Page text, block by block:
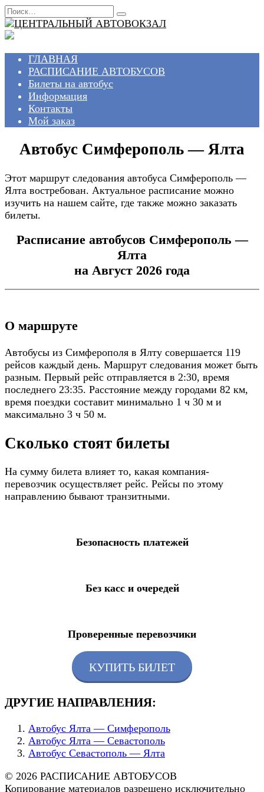
Перейти
к
содержанию
Search
for:
ГЛАВНАЯ
РАСПИСАНИЕ АВТОБУСОВ
Билеты на автобус
Информация
Контакты
Мой заказ
Автобус Симферополь — Ялта
Этот маршрут следования автобуса Симферополь —
Ялта востребован. Актуальное расписание можно
изучить на нашем сайте, где также можно заказать
билеты.
Расписание автобусов Симферополь —
Ялта
на Август 2026 года
О маршруте
Автобусы из Симферополя в Ялту совершается 119
рейсов каждый день. Маршрут следования может быть
разным. Первый рейс отправляется в 2:30, время
последнего 23:35. Расстояние между городами 82 км,
время поездки составит минимально 1 ч 30 м и
максимально 3 ч 50 м.
Сколько стоят билеты
На сумму билета влияет то, какая компания-
перевозчик осуществляет рейс. Рейсы по этому
направлению бывают транзитными.
Безопасность платежей
Без касс и очередей
Проверенные перевозчики
КУПИТЬ БИЛЕТ
ДРУГИЕ НАПРАВЛЕНИЯ:
Автобус Ялта — Симферополь
Автобус Ялта — Севастополь
Автобус Севастополь — Ялта
© 2026 РАСПИСАНИЕ АВТОБУСОВ
Копирование материалов разрешено исключительно